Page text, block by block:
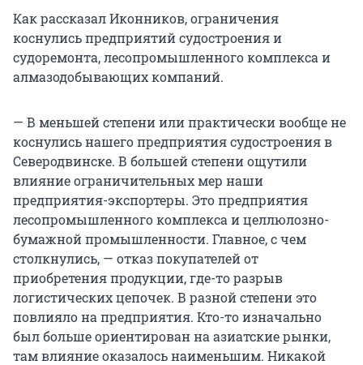
Как рассказал Иконников, ограничения
коснулись предприятий судостроения и
судоремонта, лесопромышленного комплекса и
алмазодобывающих компаний.
— В меньшей степени или практически вообще не
коснулись нашего предприятия судостроения в
Северодвинске. В большей степени ощутили
влияние ограничительных мер наши
предприятия-экспортеры. Это предприятия
лесопромышленного комплекса и целлюлозно-
бумажной промышленности. Главное, с чем
столкнулись, — отказ покупателей от
приобретения продукции, где-то разрыв
логистических цепочек. В разной степени это
повлияло на предприятия. Кто-то изначально
был больше ориентирован на азиатские рынки,
там влияние оказалось наименьшим. Никакой